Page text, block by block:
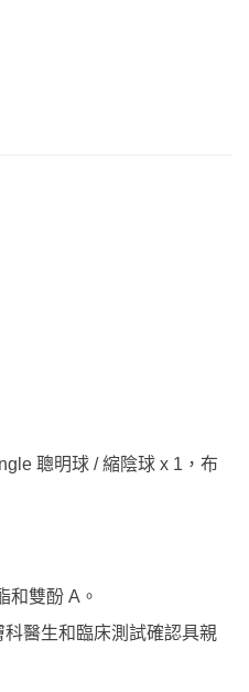
聰明球 /縮陰球 x 1 ，布
和雙酚 A 。
科醫生和臨床測試確認具親